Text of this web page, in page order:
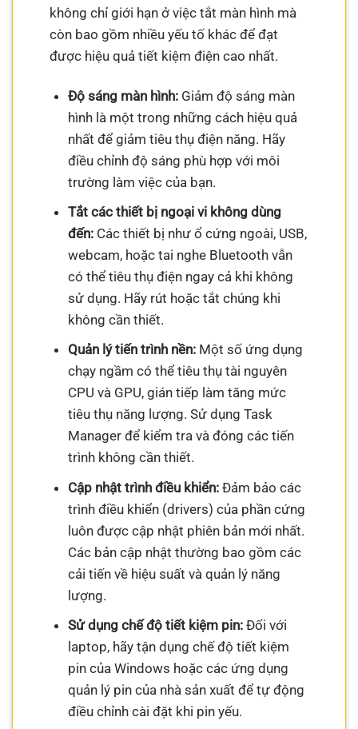
không chỉ giới hạn ở việc tắt màn hình mà
còn bao gồm nhiều yếu tố khác để đạt
được hiệu quả tiết kiệm điện cao nhất.
Độ sáng màn hình:Giảm độ sáng màn
hình là một trong những cách hiệu quả
nhất để giảm tiêu thụ điện năng. Hãy
điều chỉnh độ sáng phù hợp với môi
trường làm việc của bạn.
Tắt các thiết bị ngoại vi không dùng
đến:Các thiết bị như ổ cứng ngoài, USB,
webcam, hoặc tai nghe Bluetooth vẫn
có thể tiêu thụ điện ngay cả khi không
sử dụng. Hãy rút hoặc tắt chúng khi
không cần thiết.
Quản lý tiến trình nền:Một số ứng dụng
chạy ngầm có thể tiêu thụ tài nguyên
CPU và GPU, gián tiếp làm tăng mức
tiêu thụ năng lượng. Sử dụng Task
Manager để kiểm tra và đóng các tiến
trình không cần thiết.
Cập nhật trình điều khiển:Đảm bảo các
trình điều khiển (drivers) của phần cứng
luôn được cập nhật phiên bản mới nhất.
Các bản cập nhật thường bao gồm các
cải tiến về hiệu suất và quản lý năng
lượng.
Sử dụng chế độ tiết kiệm pin:Đối với
laptop, hãy tận dụng chế độ tiết kiệm
pin của Windows hoặc các ứng dụng
quản lý pin của nhà sản xuất để tự động
điều chỉnh cài đặt khi pin yếu.